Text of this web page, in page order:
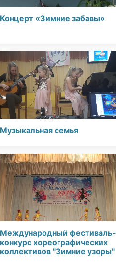
Концерт «Зимние забавы»
Музыкальная семья
Международный фестиваль-
конкурс хореографических
коллективов "Зимние узоры"